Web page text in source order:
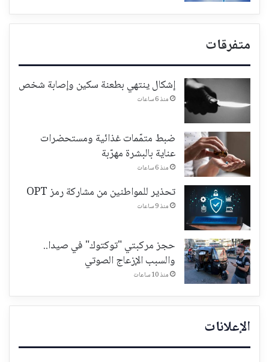
متفرقات
إشكال ينتهي بطعنة سكين وإصابة شخص
منذ 6 ساعات
ضبط متمّمات غذائية ومستحضرات
عناية بالبشرة مهرّبة
منذ 6 ساعات
تحذير للمواطنين من مشاركة رمز OPT
منذ 9 ساعات
حجز مركبتي "توكتوك" في صيدا..
والسبب الإزعاج الصوتي
منذ 10 ساعات
الإعلانات